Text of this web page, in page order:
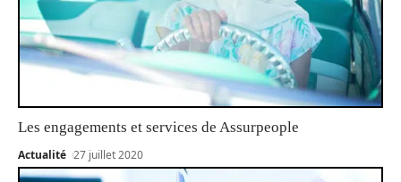
Les engagements et services de Assurpeople
Actualité 27 juillet 2020